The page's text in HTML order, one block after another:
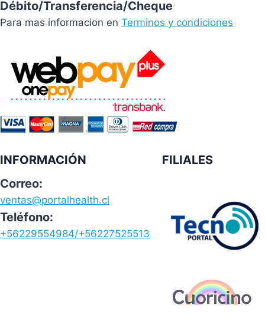
Débito/Transferencia/Cheque
Para mas informacion en Terminos y condiciones
INFORMACIÓN
Correo:
ventas@portalhealth.cl
Teléfono:
+56229554984/+56227525513
FILIALES